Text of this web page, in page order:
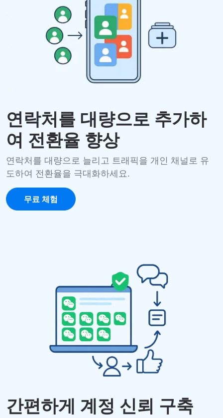
연락처를 대량으로 추가하
여 전환율 향상
연락처를 대량으로 늘리고 트래픽을 개인 채널로 유
도하여 전환율을 극대화하세요.
무료 체험
간편하게 계정 신뢰 구축